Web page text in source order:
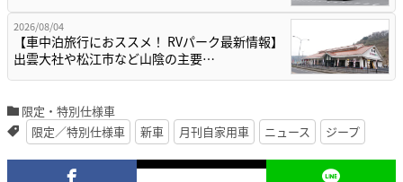
2026/08/04
【車中泊旅行におススメ！ RVパーク最新情報】
出雲大社や松江市など山陰の主要…
限定・特別仕様車
限定／特別仕様車
新車 月刊自家用車 ニュース ジープ